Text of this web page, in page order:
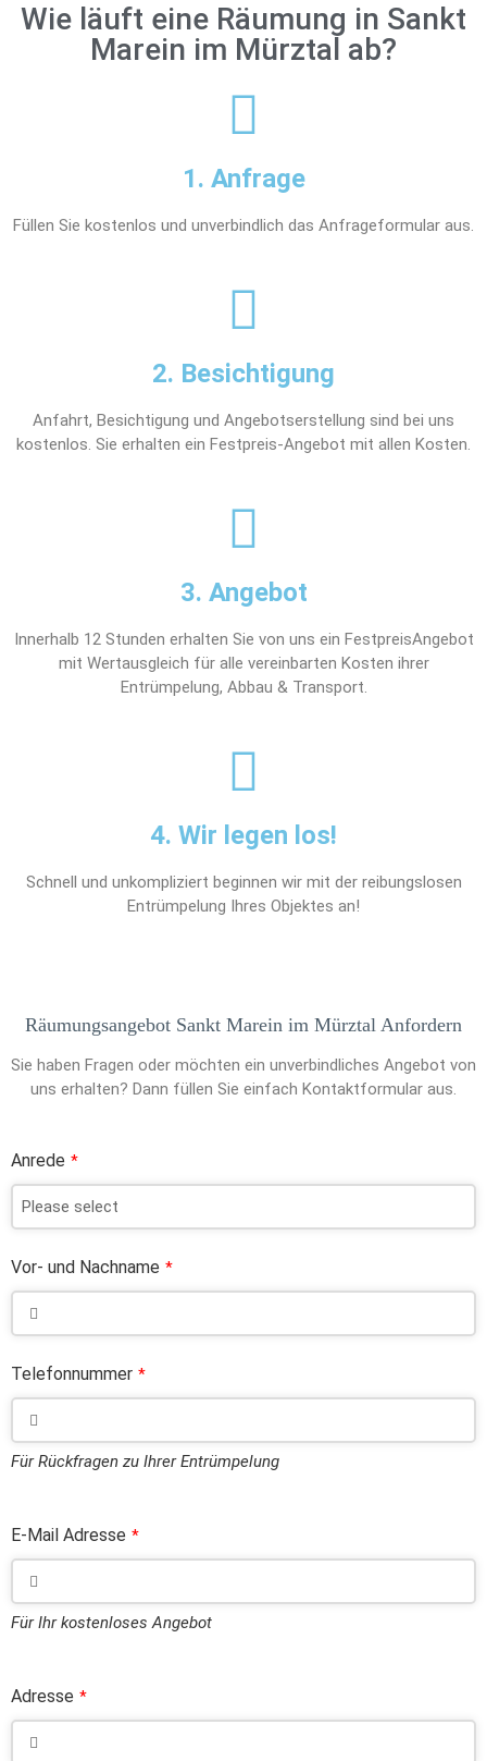
Wie läuft eine Räumung in Sankt
Marein im Mürztal ab?
1. Anfrage
Füllen Sie kostenlos und unverbindlich das Anfrageformular aus.
2. Besichtigung
Anfahrt, Besichtigung und Angebotserstellung sind bei uns
kostenlos. Sie erhalten ein Festpreis-Angebot mit allen Kosten.
3. Angebot
Innerhalb 12 Stunden erhalten Sie von uns ein FestpreisAngebot
mit Wertausgleich für alle vereinbarten Kosten ihrer
Entrümpelung, Abbau & Transport.
4. Wir legen los!
Schnell und unkompliziert beginnen wir mit der reibungslosen
Entrümpelung Ihres Objektes an!
Räumungsangebot Sankt Marein im Mürztal Anfordern
Sie haben Fragen oder möchten ein unverbindliches Angebot von
uns erhalten? Dann füllen Sie einfach Kontaktformular aus.
Anrede *
Vor- und Nachname *
Telefonnummer *
Für Rückfragen zu Ihrer Entrümpelung
E-Mail Adresse *
Für Ihr kostenloses Angebot
Adresse *